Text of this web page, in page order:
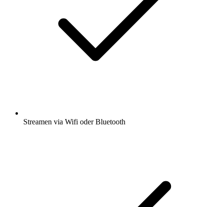
Streamen via Wifi oder Bluetooth